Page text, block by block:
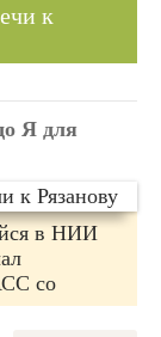
к
Я для
в НИИ
со